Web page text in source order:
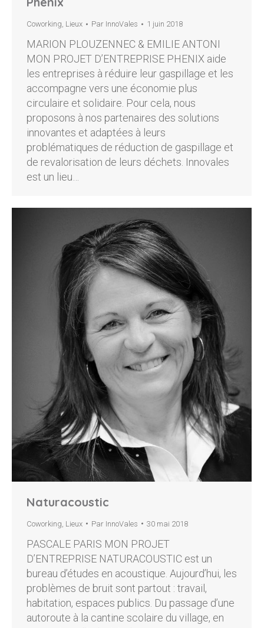
Coworking, Lieux Par InnoVales 1 juin 2018
MARION PLOUZENNEC & EMILIE ANTONI
MON PROJET D’ENTREPRISE PHENIX aide
les entreprises à réduire leur gaspillage et les
accompagne vers une économie plus
circulaire et solidaire. Pour cela, nous
proposons à nos partenaires des solutions
innovantes et adaptées à leurs
problématiques de réduction de gaspillage et
de revalorisation de leurs déchets. Innovales
est un lieu…
Naturacoustic
Coworking Lieux Par InnoVales 30 mai 2018
PASCALE PARIS MON PROJET
D’ENTREPRISE NATURACOUSTIC est un
bureau d’études en acoustique. Aujourd’hui, les
problèmes de bruit sont partout : travail,
habitation, espaces publics. Du passage d’une
autoroute à la cantine scolaire du village, en